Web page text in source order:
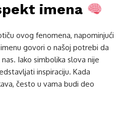
imena
ovog fenomena, napominjući
govori o našoj potrebi da
Iako simbolika slova nije
inspiraciju. Kada
često u vama budi deo